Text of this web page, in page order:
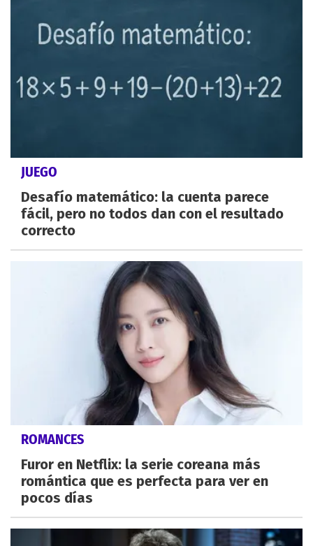
JUEGO
Desafío matemático: la cuenta parece
fácil, pero no todos dan con el resultado
correcto
ROMANCES
Furor en Netflix: la serie coreana más
romántica que es perfecta para ver en
pocos días